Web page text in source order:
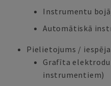
Instrumentu
Automātiskā
Pielietojums /
Grafīta
instrumentiem)